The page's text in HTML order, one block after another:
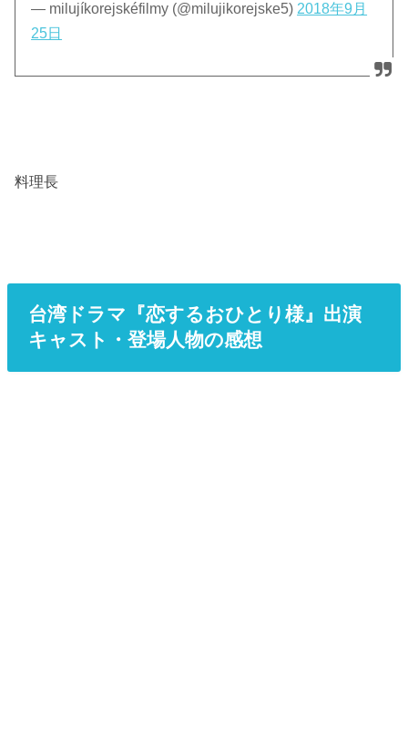
— milujíkorejskéfilmy (@milujikorejske5) 2018年9月
25日
料理長
台湾ドラマ『恋するおひとり様』出演
キャスト・登場人物の感想